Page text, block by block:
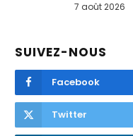
7 août 2026
SUIVEZ-NOUS
Facebook
Twitter